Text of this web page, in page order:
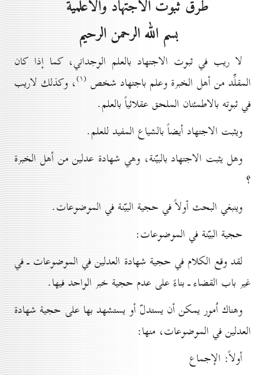
طرق ثبوت الاجتهاد والأعلمية
بسم الله الرحمن الرحيم
لا ريب في ثبوت الاجتهاد بالعلم الوجداني، كما إذا كان
المقلِّد من أهل الخبرة وعلم باجتهاد شخص (۱) ، وكذلك لاريب
في ثبوته بالاطمئنان الملحق عقلائياً بالعلم.
ويثبت الاجتهاد أيضاً بالشياع المفيد للعلم.
وهل يثبت الاجتهاد بالبيّنة، وهي شهادة عدلين من أهل الخبرة
؟
وينبغي البحث أولاً في حجية البيّنة في الموضوعات.
حجية البيّنة في الموضوعات:
لقد وقع الكلام في حجية شهادة العدلين في الموضوعات ـ في
غير باب القضاء ـ بناءً على عدم حجية خبر الواحد فيها.
وهناك اُمور يمكن أن يستدلّ أو يستشهد بها على حجية شهادة
العدلين في الموضوعات، منها:
أولاً: الإجماع